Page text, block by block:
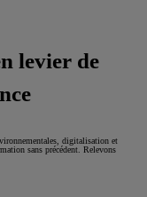
levier de
digitalisation et
sans précédent. Relevons